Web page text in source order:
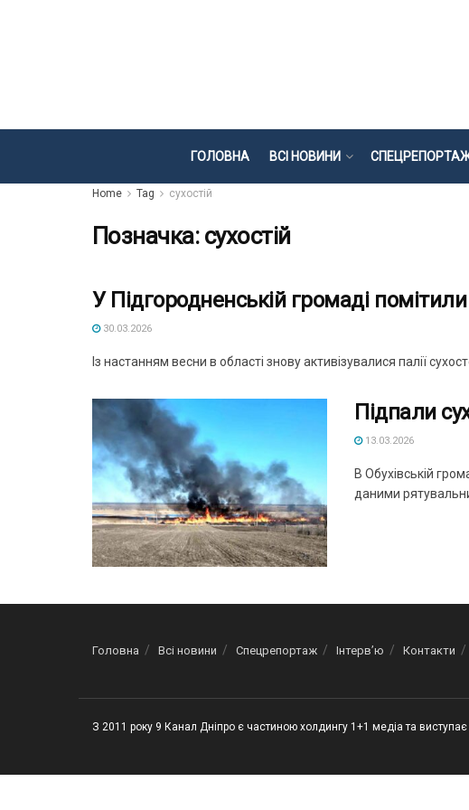
ГОЛОВНА ВСІ НОВИНИ
Home Tag сухостій
Позначка: сухостій
У Підгородненській громаді
30.03.2026
Із настанням весни в області знову активізувалися палії
Підпали
13.03.2026
В Обухівській
даними
Головна Всі новини Спецрепортаж Інтерв’ю Контакти
З 2011 року 9 Канал Дніпро є частиною холдингу 1+1 медіа та